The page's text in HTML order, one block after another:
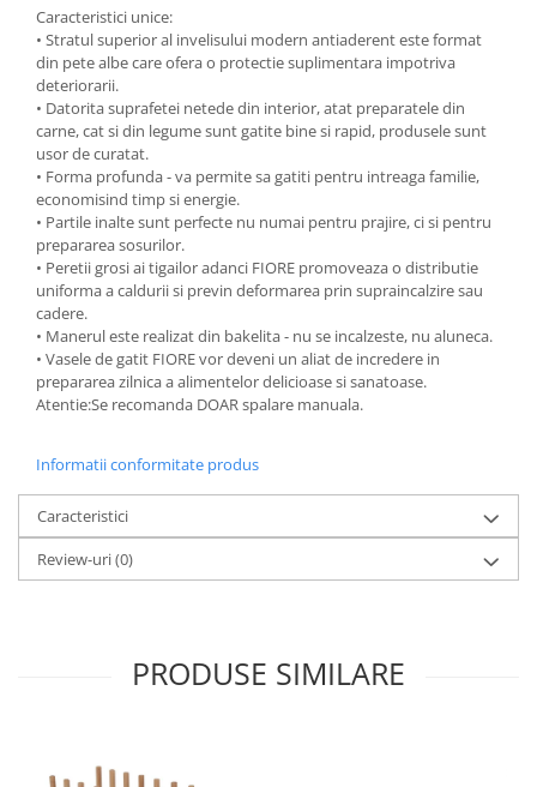
Facalete
Forme briose
Lumanari tort
Ornare, insiropare si decorare
prajituri
Portionatoare si feliatoare
Posuri si duiuri
Raclete patiserie
Suporturi prajituri
Tavi detasabile
Tavi si forme fursecuri
Ustensile antiaderente
Ustensile de masura
Caracteristici unice:
• Stratul superior al invelisului modern antiaderent este format
din pete albe care ofera o protectie suplimentara impotriva
deteriorarii.
• Datorita suprafetei netede din interior, atat preparatele din
carne, cat si din legume sunt gatite bine si rapid, produsele sunt
usor de curatat.
• Forma profunda - va permite sa gatiti pentru intreaga familie,
economisind timp si energie.
• Partile inalte sunt perfecte nu numai pentru prajire, ci si pentru
prepararea sosurilor.
• Peretii grosi ai tigailor adanci FIORE promoveaza o distributie
uniforma a caldurii si previn deformarea prin supraincalzire sau
cadere.
• Manerul este realizat din bakelita - nu se incalzeste, nu aluneca.
• Vasele de gatit FIORE vor deveni un aliat de incredere in
prepararea zilnica a alimentelor delicioase si sanatoase.
Atentie:Se recomanda DOAR spalare manuala.
Informatii conformitate produs
Caracteristici
Review-uri(0)
PRODUSE SIMILARE